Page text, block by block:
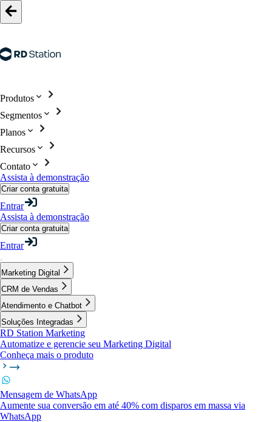
Produtos
Segmentos
Planos
Recursos
Contato
Assista à demonstração
Criar conta gratuita
Entrar
Assista à demonstração
Criar conta gratuita
Entrar
Marketing Digital
CRM de Vendas
Atendimento e Chatbot
Soluções Integradas
RD Station Marketing
Automatize e gerencie seu Marketing Digital
Conheça mais o produto
Mensagem de WhatsApp
Aumente sua conversão em até 40% com disparos em massa via
WhatsApp